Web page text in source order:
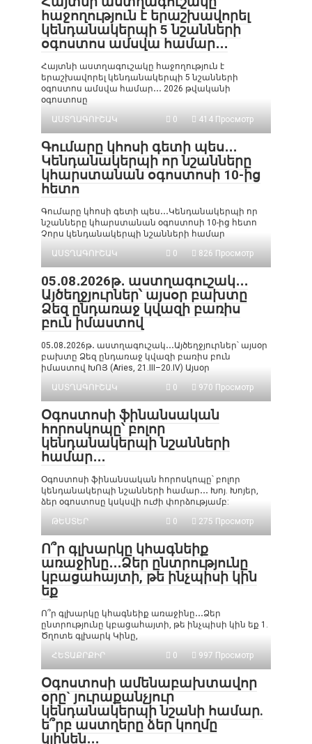
հաջողություն է երաշխավորել
կենդանակերպի 5 նշանների
օգոստոս ամսվա համար․․․
Հայտնի աստղագուշակը հաջողություն է
երաշխավորել կենդանակերպի 5 նշանների
օգոստոս ամսվա համար․․․ 2026 թվականի
օգոստոսը
ԱՍՏՂԱԳՈՒՇԱԿ
0 414 Просмотр
Գումարը կհոսի գետի պես․․․
Կենդանակերպի որ նշանները
կհարստանան օգոստոսի 10-ից
հետո
Գումարը կհոսի գետի պես․․․Կենդանակերպի որ
նշանները կհարստանան օգոստոսի 10-ից հետո
Չորս կենդանակերպի նշանների համար
ԱՍՏՂԱԳՈՒՇԱԿ
0 826 Просмотр
05․08․2026թ․ աստղագուշակ․․․
Այծեղջյուրներ՝ այսօր բախտը
Ձեզ ընդառաջ կվազի բառիս
բուն իմաստով
05․08․2026թ․ աստղագուշակ․․․Այծեղջյուրներ՝ այսօր
բախտը Ձեզ ընդառաջ կվազի բառիս բուն
իմաստով ԽՈՅ (Aries, 21.III–20.IV) Այսօր
ԱՍՏՂԱԳՈՒՇԱԿ
0 970 Просмотр
Օգոստոսի ֆինանսական
հորոսկոպը՝ բոլոր
կենդանակերպի նշանների
համար․․․
Օգոստոսի ֆինանսական հորոսկոպը՝ բոլոր
կենդանակերպի նշանների համար․․․ Խոյ. Խոյեր,
ձեր օգոստոսը կսկսվի ուժի փորձությամբ:
ԹԵՍՏԵՐ
0 275 Просмотр
Ո՞ր գլխարկը կհագնեիք
առաջինը․․․Ձեր ընտրությունը
կբացահայտի, թե ինչպիսի կին
եք
Ո՞ր գլխարկը կհագնեիք առաջինը․․․Ձեր
ընտրությունը կբացահայտի, թե ինչպիսի կին եք 1.
Ծղոտե գլխարկ Կինը,
ՀԵՏԱՔՐՔԻՐ
0 997 Просмотр
Օգոստոսի ամենաբախտավոր
օրը` յուրաքանչյուր
կենդանակերպի նշանի համար.
ե՞րբ աստղերը ձեր կողմը
կլինեն․․․